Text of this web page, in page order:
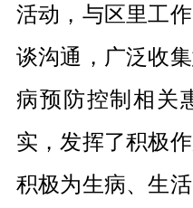
活动，与区里工
谈沟通，广泛收
病预防控制相关
实，发挥了积极
积极为生病、生